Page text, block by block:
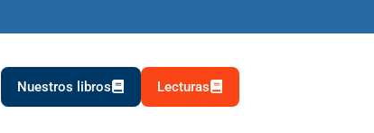
Nuestros libros Lecturas